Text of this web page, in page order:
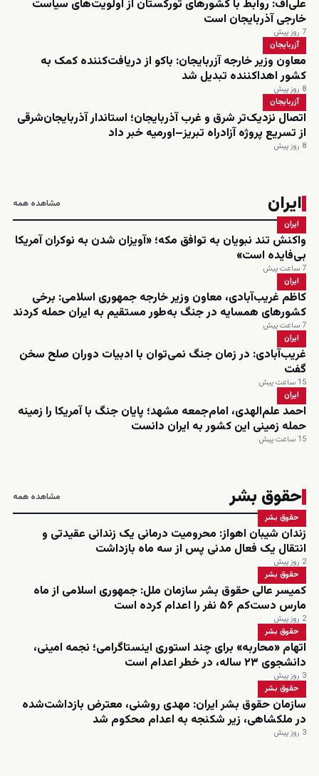
علی‌اف: روابط با کشورهای تورکستان از اولویت‌های سیاست
خارجی آذربایجان است
7 روز پیش
آزربایجان
معاون وزیر خارجه آزربایجان: باکو از دریافت‌کننده کمک به
کشور اهداکننده تبدیل شد
8 روز پیش
آزربایجان
اتصال نزدیک‌تر شرق و غرب آذربایجان؛ استاندار آذربایجان‌شرقی
از تسریع پروژه آزادراه تبریز–اورمیه خبر داد
8 روز پیش
ایران مشاهده همه
ایران
واکنش تند نبویان به توافق مکه؛ «آویزان شدن به نوکران آمریکا
بی‌فایده است»
7 ساعت پیش
ایران
کاظم غریب‌آبادی، معاون وزیر خارجه جمهوری اسلامی: برخی
کشورهای همسایه در جنگ به‌طور مستقیم به ایران حمله کردند
7 ساعت پیش
ایران
غریب‌آبادی: در زمان جنگ نمی‌توان با ادبیات دوران صلح سخن
گفت
15 ساعت پیش
ایران
احمد علم‌الهدی، امام‌جمعه مشهد؛ پایان جنگ با آمریکا را زمینه
حمله زمینی این کشور به ایران دانست
15 ساعت پیش
حقوق بشر مشاهده همه
حقوق بشر
زندان شیبان اهواز: محرومیت درمانی یک زندانی عقیدتی و
انتقال یک فعال مدنی پس از سه ماه بازداشت
2 روز پیش
حقوق بشر
کمیسر عالی حقوق بشر سازمان ملل: جمهوری اسلامی از ماه
مارس دست‌کم ۵۶ نفر را اعدام کرده است
2 روز پیش
حقوق بشر
اتهام «محاربه» برای چند استوری اینستاگرامی؛ نجمه امینی،
دانشجوی ۲۳ ساله، در خطر اعدام است
3 روز پیش
حقوق بشر
سازمان حقوق بشر ایران: مهدی روشنی، معترض بازداشت‌شده
در ملکشاهی، زیر شکنجه به اعدام محکوم شد
3 روز پیش